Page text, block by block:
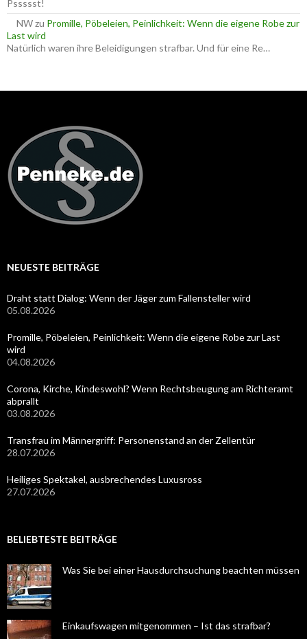
Pssssst!
NWzu Promille, Pöbeleien, Peinlichkeit: Wenn die eigene Robe zur
Last wird
Natürlich waren ihre Beleidigungen strafbar. Und für eine Re…
NEUESTE BEITRÄGE
Draht statt Dialog: Wenn der Jäger zum Fallensteller wird
05.08.2026
Promille, Pöbeleien, Peinlichkeit: Wenn die eigene Robe zur Last
wird
04.08.2026
Corona, Kirche, Kindeswohl? Wenn Rechtsbeugung am Richteramt
abprallt
03.08.2026
Transfrau im Männergriff: Personenstand an der Zellentür
28.07.2026
Heiliges Spektakel, ausbrechendes Luxusross
27.07.2026
BELIEBTESTE BEITRÄGE
Was Sie bei einer Hausdurchsuchung beachten müssen
Einkaufswagen mitgenommen – Ist das strafbar?